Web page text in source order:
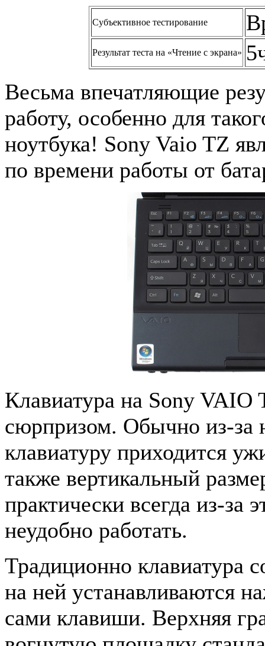
Субъективное тестирование
Результат теста на «Чтение с экрана»
Весьма впечатляющие
работу, особенно для
ноутбука! Sony Vaio TZ
по времени работы от
Клавиатура на Sony VAIO
сюрпризом. Обычно из-за
клавиатуру приходится
также вертикальный
практически всегда из-за
неудобно работать.
Традиционно клавиатура
на ней устанавливаются
сами клавиши. Верхняя